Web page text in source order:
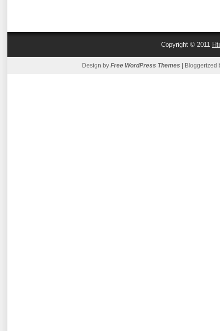
Copyright © 2011
Design by Free WordPress Themes | Bloggerized